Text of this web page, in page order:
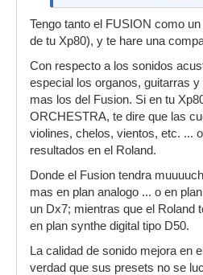
Tengo tanto el FUSION como
de tu Xp80), y te hare una
Con respecto a los sonidos
especial los organos, guitarras
mas los del Fusion. Si en tu
ORCHESTRA, te dire que las
violines, chelos, vientos, etc. ...
resultados en el Roland.
Donde el Fusion tendra
mas en plan analogo ... o en
un Dx7; mientras que el Roland
en plan synthe digital tipo D50.
La calidad de sonido mejora en
verdad que sus presets no se